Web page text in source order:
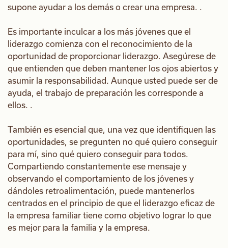
supone ayudar a los demás o crear una empresa. .
Es importante inculcar a los más jóvenes que el
liderazgo comienza con el reconocimiento de la
oportunidad de proporcionar liderazgo. Asegúrese de
que entienden que deben mantener los ojos abiertos y
asumir la responsabilidad. Aunque usted puede ser de
ayuda, el trabajo de preparación les corresponde a
ellos. .
También es esencial que, una vez que identifiquen las
oportunidades, se pregunten no qué quiero conseguir
para mí, sino qué quiero conseguir para todos.
Compartiendo constantemente ese mensaje y
observando el comportamiento de los jóvenes y
dándoles retroalimentación, puede mantenerlos
centrados en el principio de que el liderazgo eficaz de
la empresa familiar tiene como objetivo lograr lo que
es mejor para la familia y la empresa.